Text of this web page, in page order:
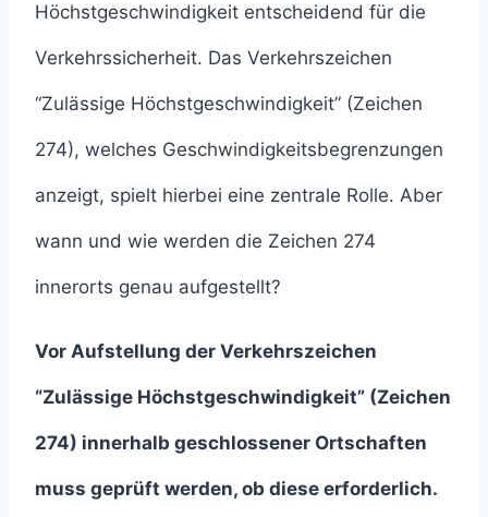
Höchstgeschwindigkeit entscheidend für die
Verkehrssicherheit. Das Verkehrszeichen
“Zulässige Höchstgeschwindigkeit” (Zeichen
274), welches Geschwindigkeitsbegrenzungen
anzeigt, spielt hierbei eine zentrale Rolle. Aber
wann und wie werden die Zeichen 274
innerorts genau aufgestellt?
Vor Aufstellung der Verkehrszeichen
“Zulässige Höchstgeschwindigkeit” (Zeichen
274) innerhalb geschlossener Ortschaften
muss geprüft werden, ob diese erforderlich.